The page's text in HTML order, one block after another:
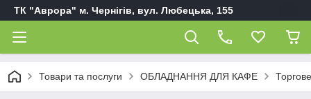
ТК "Аврора" м. Чернігів, вул. Любецька, 155
Товари та послуги ОБЛАДНАННЯ ДЛЯ КАФЕ